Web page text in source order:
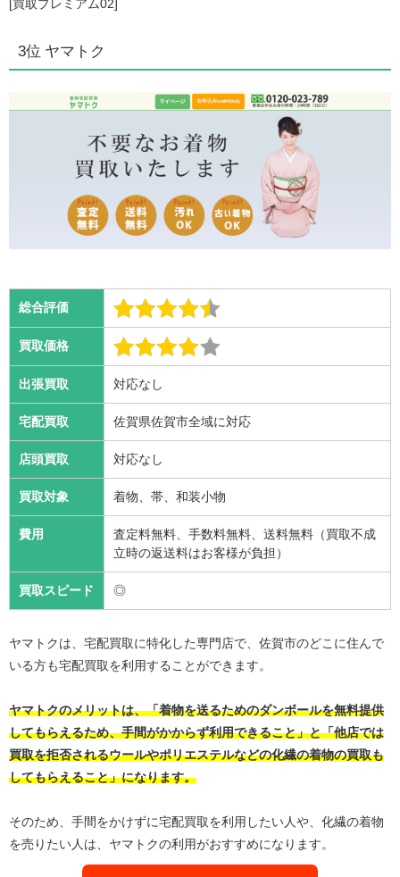
[買取プレミアム02]
3位 ヤマトク
総合評価
買取価格
出張買取 対応なし
宅配買取 佐賀県佐賀市全域に対応
店頭買取 対応なし
買取対象 着物、帯、和装小物
費用
査定料無料、手数料無料、送料無料（買取不成
立時の返送料はお客様が負担）
買取スピード ◎
ヤマトクは、宅配買取に特化した専門店で、佐賀市のどこに住んで
いる方も宅配買取を利用することができます。
ヤマトクのメリットは、「着物を送るためのダンボールを無料提供
してもらえるため、手間がかからず利用できること」と「他店では
買取を拒否されるウールやポリエステルなどの化繊の着物の買取も
してもらえること」になります。
そのため、手間をかけずに宅配買取を利用したい人や、化繊の着物
を売りたい人は、ヤマトクの利用がおすすめになります。